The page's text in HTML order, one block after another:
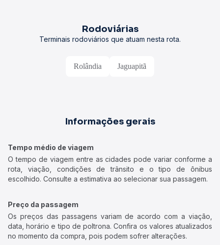
Rodoviárias
Terminais rodoviários que atuam nesta rota.
Rolândia Jaguapitã
Informações gerais
Tempo médio de viagem
O tempo de viagem entre as cidades pode variar conforme a
rota, viação, condições de trânsito e o tipo de ônibus
escolhido. Consulte a estimativa ao selecionar sua passagem.
Preço da passagem
Os preços das passagens variam de acordo com a viação,
data, horário e tipo de poltrona. Confira os valores atualizados
no momento da compra, pois podem sofrer alterações.